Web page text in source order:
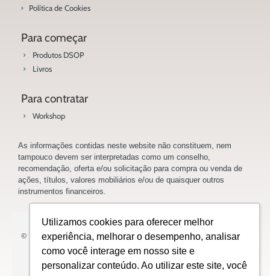
Utilizamos cookies para oferecer melhor
experiência, melhorar o desempenho, analisar
como você interage em nosso site e
personalizar conteúdo. Ao utilizar este site, você
Política de Cookies
Para começar
Produtos DSOP
Livros
Para contratar
Workshop
As informações contidas neste website não constituem, nem
tampouco devem ser interpretadas como um conselho,
recomendação, oferta e/ou solicitação para compra ou venda de
ações, títulos, valores mobiliários e/ou de quaisquer outros
instrumentos financeiros.
© 2023 Saladoinvestidor.com.br Todos os direitos reservados.